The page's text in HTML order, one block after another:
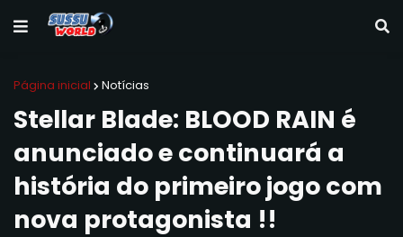
Página inicial Notícias
Stellar Blade: BLOOD RAIN é
anunciado e continuará a
história do primeiro jogo com
nova protagonista !!